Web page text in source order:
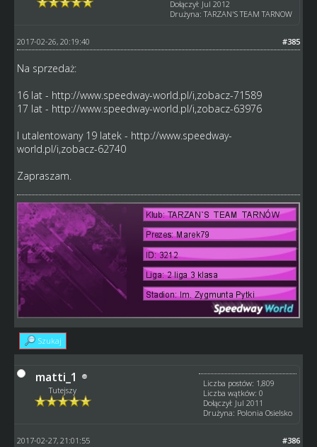
Dołączył: Jul 2012
Drużyna: TARZAN'S TEAM TARNOW
#385
2017-02-26, 20:19:40
Na sprzedaż:
16 lat - http://www.speedway-world.pl/i,zobacz-71589
17 lat - http://www.speedway-world.pl/i,zobacz-63976
I utalentowany 19 latek - http://www.speedway-
world.pl/i,zobacz-62740
Zapraszam.
Szukaj
matti_1
Tutejszy
Liczba postów: 1,809
Liczba wątków: 0
Dołączył: Jul 2011
Drużyna: Polonia Osielsko
#386
2017-02-27, 21:01:55